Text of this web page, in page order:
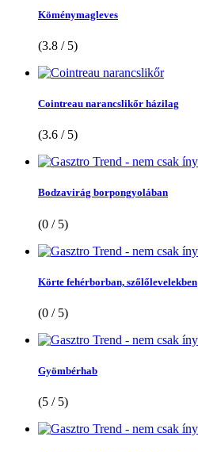
Köménymagleves
(3.8 / 5)
Cointreau narancslikőr házilag
(3.6 / 5)
Bodzavirág borpongyolában
(0 / 5)
Körte fehérborban, szőlőlevelekben
(0 / 5)
Gyömbérhab
(5 / 5)